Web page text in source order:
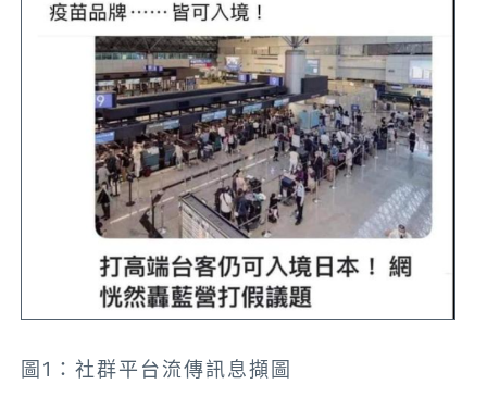
圖1：社群平台流傳訊息擷圖